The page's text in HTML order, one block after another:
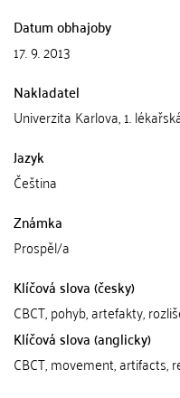
Datum obhajoby
17. 9. 2013
Nakladatel
Univerzita Karlova, 1.
Jazyk
Čeština
Známka
Prospěl/a
Klíčová slova (česky)
CBCT, pohyb, artefakty,
Klíčová slova (anglicky)
CBCT, movement, artifacts,